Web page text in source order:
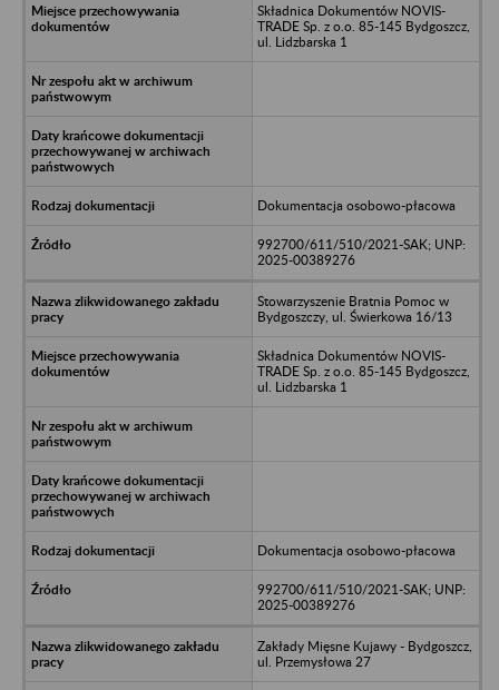
Składnica Dokumentów NOVIS-
TRADE Sp. z o.o. 85-145 Bydgoszcz,
ul. Lidzbarska 1
Dokumentacja osobowo-płacowa
992700/611/510/2021-SAK; UNP:
2025-00389276
Stowarzyszenie Bratnia Pomoc w
Bydgoszczy, ul. Świerkowa 16/13
Składnica Dokumentów NOVIS-
TRADE Sp. z o.o. 85-145 Bydgoszcz,
ul. Lidzbarska 1
Dokumentacja osobowo-płacowa
992700/611/510/2021-SAK; UNP:
2025-00389276
Zakłady Mięsne Kujawy - Bydgoszcz,
ul. Przemysłowa 27